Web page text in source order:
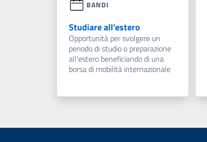
BANDI
Studiare all'estero
Opportunità per svolgere un
periodo di studio o preparazione
all'estero beneficiando di una
borsa di mobilità internazionale